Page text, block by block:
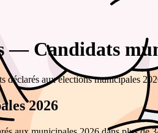
— Candidats
déclarés aux élections municipales
2026